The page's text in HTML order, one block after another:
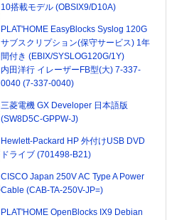
10搭載モデル (OBSIX9/D10A)
PLAT'HOME EasyBlocks Syslog 120G
サブスクリプション(保守サービス) 1年
間付き (EBIX/SYSLOG120G/1Y)
内田洋行 イレーザーFB型(大) 7-337-
0040 (7-337-0040)
三菱電機 GX Developer 日本語版
(SW8D5C-GPPW-J)
Hewlett-Packard HP 外付けUSB DVD
ドライブ (701498-B21)
CISCO Japan 250V AC Type A Power
Cable (CAB-TA-250V-JP=)
PLAT'HOME OpenBlocks IX9 Debian